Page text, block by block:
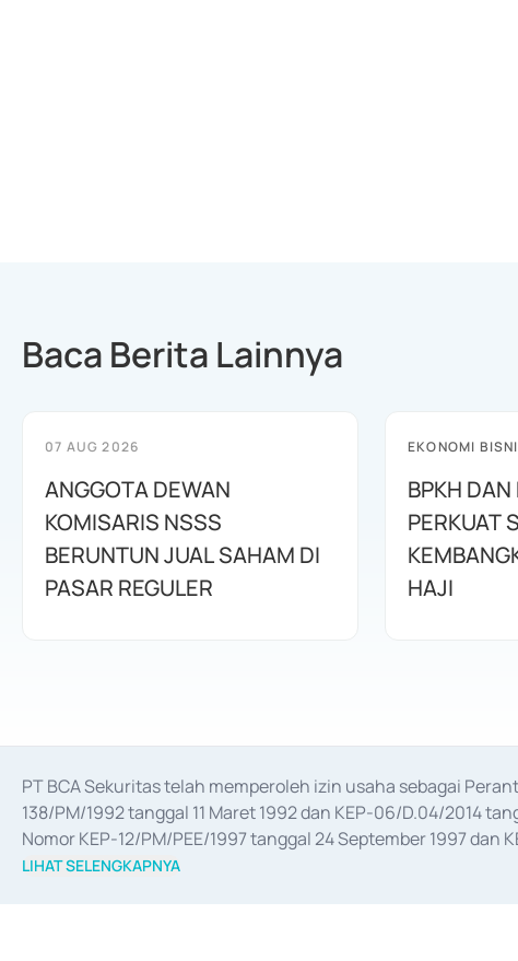
Baca Berita Lainnya
07 AUG 2026
ANGGOTA DEWAN
KOMISARIS NSSS
BERUNTUN JUAL SAHAM DI
PASAR REGULER
EKONOMI
BPKH
PERKUAT
HAJI
PT BCA Sekuritas telah memperoleh izin usaha sebagai
138/PM/1992 tanggal 11 Maret 1992 dan KEP-06/D.04/2014
Nomor KEP-12/PM/PEE/1997 tanggal 24 September 1997
merger, akuisisi, divestasi, dan
LIHAT SELENGKAPNYA